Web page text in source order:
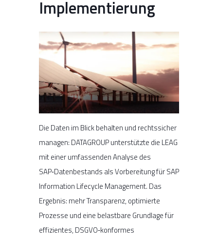
Implementierung
Die Daten im Blick behalten und rechtssicher
managen: DATAGROUP unterstützte die LEAG
mit einer umfassenden Analyse des
SAP‑Datenbestands als Vorbereitung für SAP
Information Lifecycle Management. Das
Ergebnis: mehr Transparenz, optimierte
Prozesse und eine belastbare Grundlage für
effizientes, DSGVO‑konformes